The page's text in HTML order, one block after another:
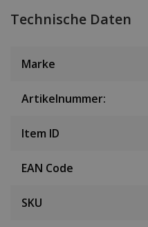
Technische Daten
Marke
Artikelnummer:
Item ID
EAN Code
SKU